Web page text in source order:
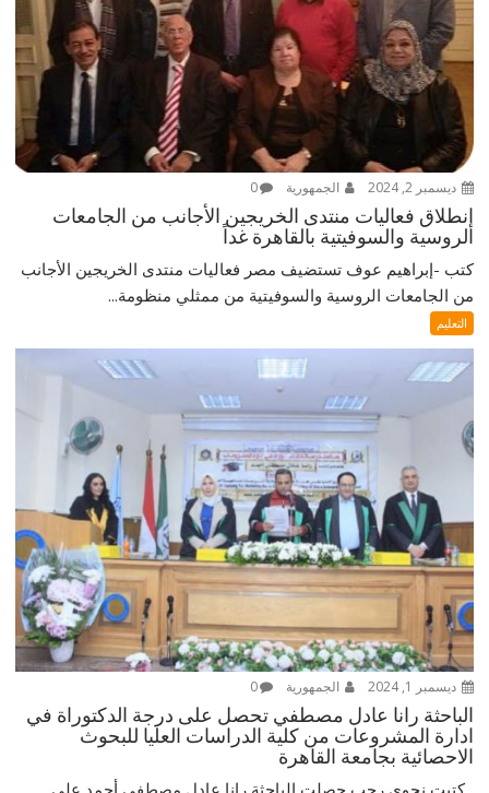
ديسمبر 2, 2024 الجمهورية 0
إنطلاق فعاليات منتدى الخريجين الأجانب من الجامعات
الروسية والسوفيتية بالقاهرة غداً
كتب -إبراهيم عوف تستضيف مصر فعاليات منتدى الخريجين الأجانب
من الجامعات الروسية والسوفيتية من ممثلي منظومة...
التعليم
ديسمبر 1, 2024 الجمهورية 0
الباحثة رانا عادل مصطفي تحصل على درجة الدكتوراة في
ادارة المشروعات من كلية الدراسات العليا للبحوث
الاحصائية بجامعة القاهرة